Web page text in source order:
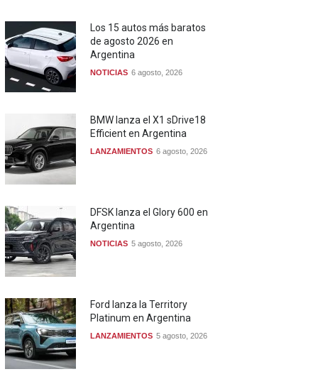
Los 15 autos más baratos
de agosto 2026 en
Argentina
NOTICIAS 6 agosto, 2026
BMW lanza el X1 sDrive18
Efficient en Argentina
LANZAMIENTOS 6 agosto, 2026
DFSK lanza el Glory 600 en
Argentina
NOTICIAS 5 agosto, 2026
Ford lanza la Territory
Platinum en Argentina
LANZAMIENTOS 5 agosto, 2026